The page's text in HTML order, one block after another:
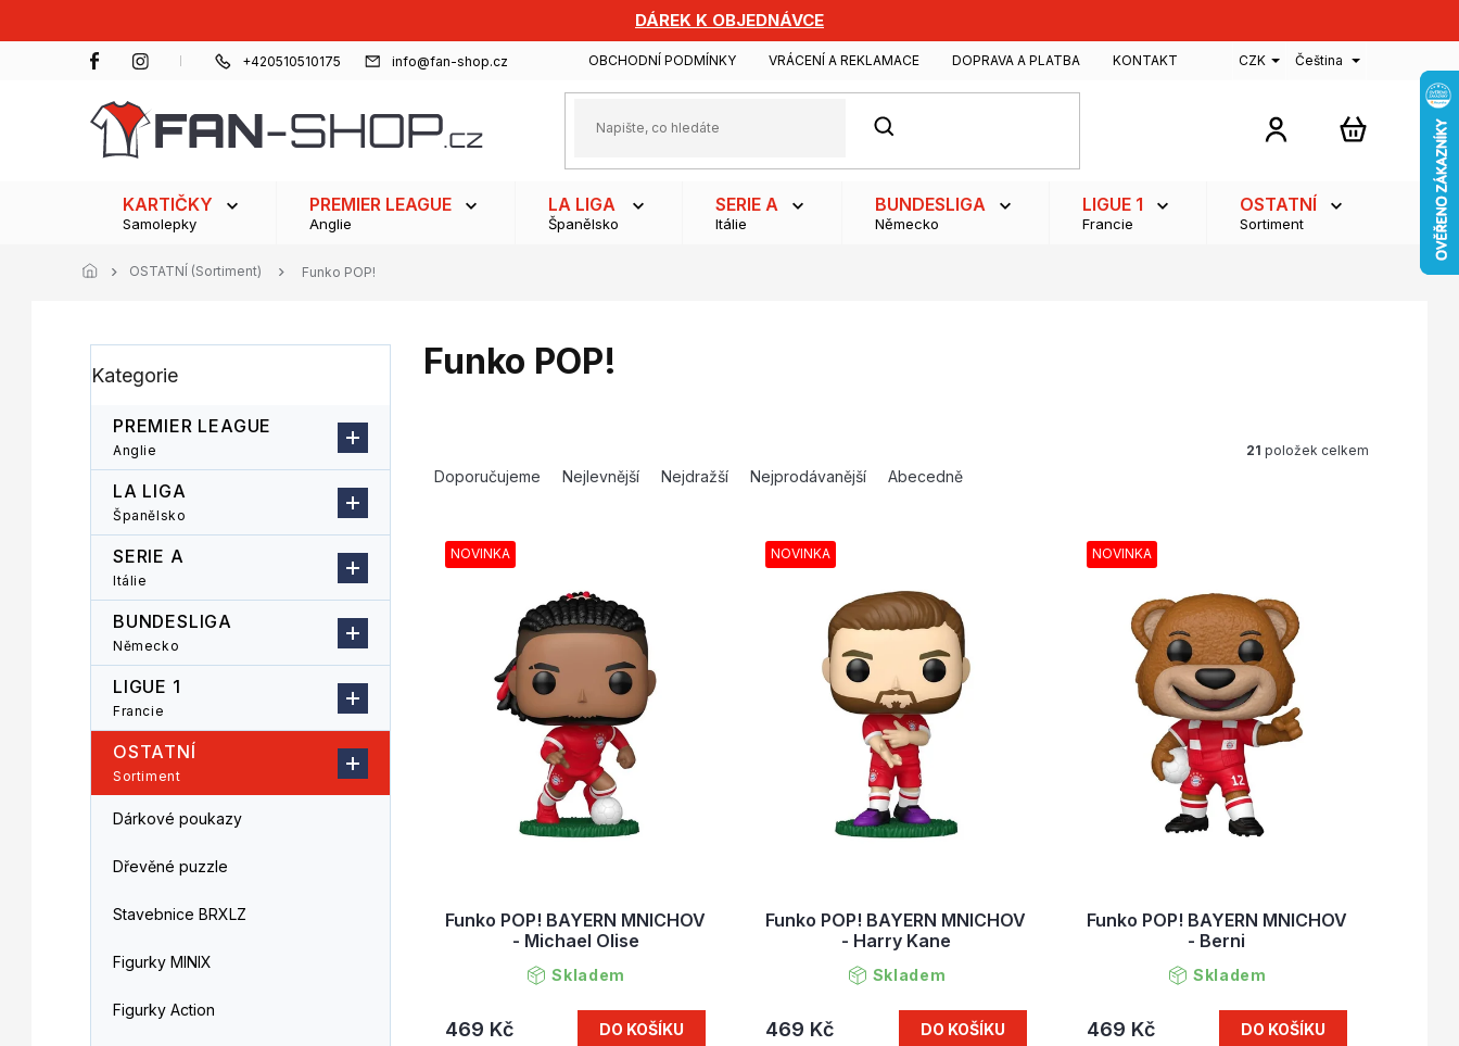
DÁREK K OBJEDNÁVCE
+420510510175 info@fan-shop.cz OBCHODNÍ PODMÍNKY VRÁCENÍ A REKLAMACE DOPRAVA A PLATBA KONTAKT CZK Čeština
HLEDAT
NÁKUPNÍ
KARTIČKY
Samolepky
PREMIER LEAGUE
Anglie
LA LIGA
Španělsko
SERIE A
Itálie
BUNDESLIGA
Německo
LIGUE 1
Francie
OSTATNÍ
Sortiment
OSTATNÍ (Sortiment) Funko POP!
o
a
a
l
kategorie
Kategorie
PREMIER LEAGUE
Anglie
LA LIGA
Španělsko
SERIE A
Itálie
BUNDESLIGA
Německo
LIGUE 1
Francie
OSTATNÍ
Sortiment
Dárkové poukazy
Dřevěné puzzle
Stavebnice BRXLZ
Figurky MINIX
Figurky Action
Funko POP!
Doporučujeme Nejlevnější Nejdražší Nejprodávanější Abecedně
21 položek celkem
NOVINKA
Funko POP! BAYERN MNICHOV
- Michael Olise
Skladem
469 Kč DO KOŠÍKU
NOVINKA
Funko POP! BAYERN MNICHOV
- Harry Kane
Skladem
469 Kč DO KOŠÍKU
NOVINKA
Funko POP! BAYERN MNICHOV
- Berni
Skladem
469 Kč DO KOŠÍKU